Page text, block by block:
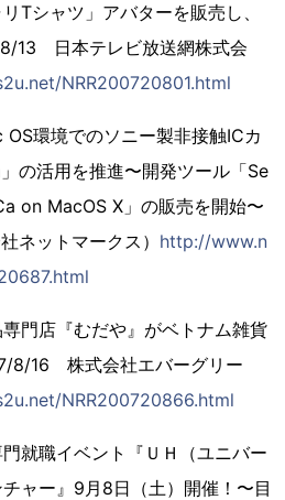
Tシャツ」アバターを販売し、
13 日本テレビ放送網株式会
NRR200720801.html
環境でのソニー製非接触ICカ
の活用を推進〜開発ツール「Se
on MacOS X」の販売を開始〜
ネットマークス） http://www.n
門店『むだや』がベトナム雑貨
8/16 株式会社エバーグリー
NRR200720866.html
就職イベント『ＵＨ（ユニバー
ャー』9月8日（土）開催！〜目